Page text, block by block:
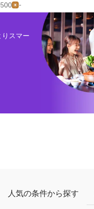
-
スマー
人気の条件から探す